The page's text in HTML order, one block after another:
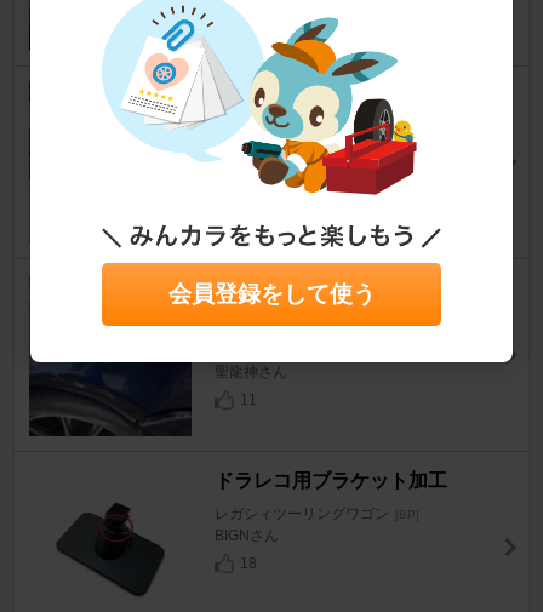
22
リアフォグ→バックランプ交換
レガシィツーリングワゴン [BP]
foremonさん
3
祝🎊マイレガ復活！ 鹿ミサイ
聖龍神さん
11
ドラレコ用ブラケット加工
レガシィツーリングワゴン [BP]
BIGNさん
18
会員登録をして使う